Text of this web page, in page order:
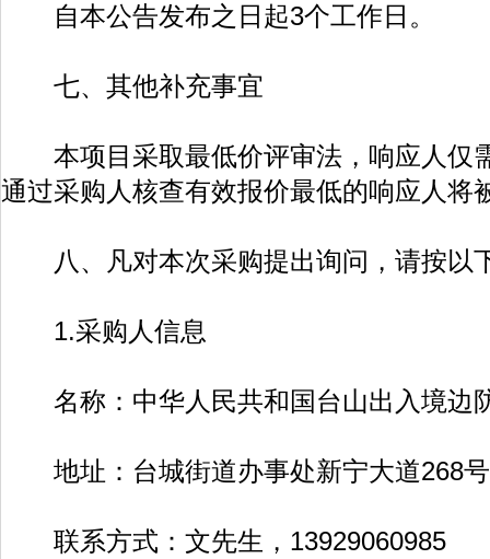
自本公告发布之日起3个工作日。
七、其他补充事宜
本项目采取最低价评审法，响应人仅
通过采购人核查有效报价最低的响应人将
八、凡对本次采购提出询问，请按以
1.采购人信息
名称：中华人民共和国台山出入境边
地址：台城街道办事处新宁大道268号
联系方式：文先生，13929060985